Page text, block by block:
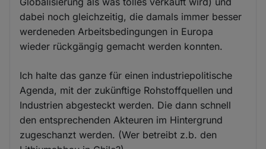
dabei noch gleichzeitig, die damals immer besser
werdeneden Arbeitsbedingungen in Europa
wieder rückgängig gemacht werden konnten.
Ich halte das ganze für einen industriepolitische
Agenda, mit der zukünftige Rohstoffquellen und
Industrien abgesteckt werden. Die dann schnell
den entsprechenden Akteuren im Hintergrund
zugeschanzt werden. (Wer betreibt z.b. den